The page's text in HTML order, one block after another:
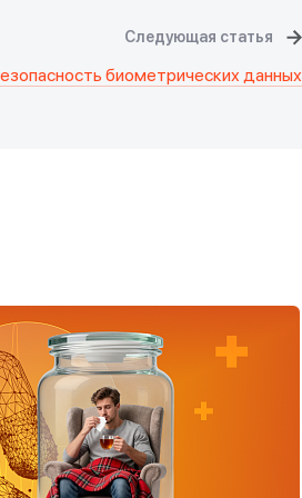
Следующая статья
биометрических данных